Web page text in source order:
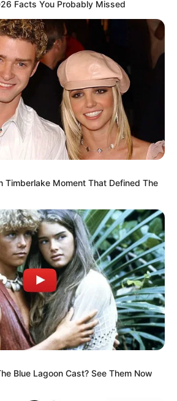
Facts You Probably Missed
Timberlake Moment That Defined The
Blue Lagoon Cast? See Them Now